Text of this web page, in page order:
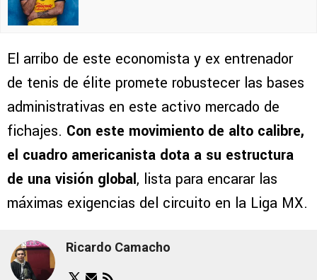
El arribo de este economista y ex entrenador
de tenis de élite promete robustecer las bases
administrativas en este activo mercado de
fichajes. Con este movimiento de alto calibre,
el cuadro americanista dota a su estructura
de una visión global, lista para encarar las
máximas exigencias del circuito en la Liga MX.
Ricardo Camacho